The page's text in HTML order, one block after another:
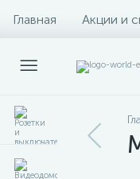
Главная Акции и